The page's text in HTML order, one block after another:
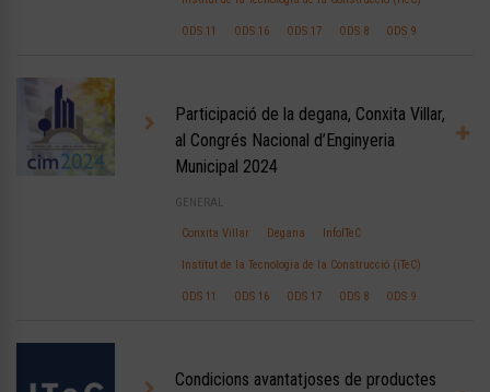
ODS 11 ODS 16 ODS 17 ODS 8 ODS 9
Participació de la degana, Conxita Villar,
al Congrés Nacional d’Enginyeria
Municipal 2024
GENERAL
Conxita Villar Degana InfoITeC
Institut de la Tecnologia de la Construcció (iTeC)
ODS 11 ODS 16 ODS 17 ODS 8 ODS 9
Condicions avantatjoses de productes